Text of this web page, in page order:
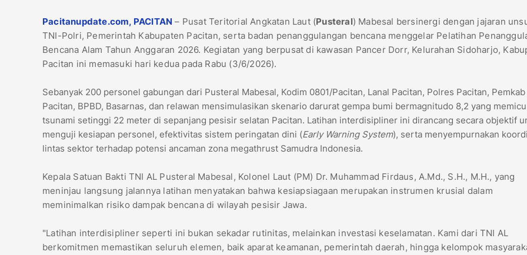
Pacitanupdate.com, ​PACITAN – Pusat Teritorial Angkatan Laut (Pusteral) Mabesal bersinergi dengan jajaran
TNI-Polri, Pemerintah Kabupaten Pacitan, serta badan penanggulangan bencana menggelar Pelatihan
Bencana Alam Tahun Anggaran 2026. Kegiatan yang berpusat di kawasan Pancer Dorr, Kelurahan Sidoharjo,
Pacitan ini memasuki hari kedua pada Rabu (3/6/2026).
​Sebanyak 200 personel gabungan dari Pusteral Mabesal, Kodim 0801/Pacitan, Lanal Pacitan, Polres Pacitan, Pemkab
Pacitan, BPBD, Basarnas, dan relawan mensimulasikan skenario darurat gempa bumi bermagnitudo 8,2 yang memicu
tsunami setinggi 22 meter di sepanjang pesisir selatan Pacitan. Latihan interdisipliner ini dirancang secara objektif
menguji kesiapan personel, efektivitas sistem peringatan dini (Early Warning System), serta menyempurnakan
lintas sektor terhadap potensi ancaman zona megathrust Samudra Indonesia.
​Kepala Satuan Bakti TNI AL Pusteral Mabesal, Kolonel Laut (PM) Dr. Muhammad Firdaus, A.Md., S.H., M.H., yang
meninjau langsung jalannya latihan menyatakan bahwa kesiapsiagaan merupakan instrumen krusial dalam
meminimalkan risiko dampak bencana di wilayah pesisir Jawa.
​"Latihan interdisipliner seperti ini bukan sekadar rutinitas, melainkan investasi keselamatan. Kami dari TNI AL
berkomitmen memastikan seluruh elemen, baik aparat keamanan, pemerintah daerah, hingga kelompok